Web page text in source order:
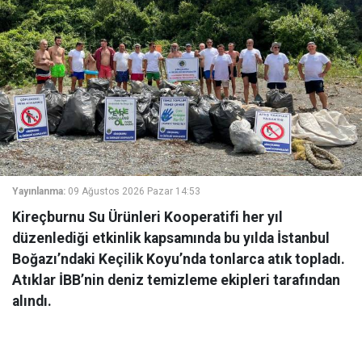
Yayınlanma: 09 Ağustos 2026 Pazar 14:53
Kireçburnu Su Ürünleri Kooperatifi her yıl
düzenlediği etkinlik kapsamında bu yılda İstanbul
Boğazı’ndaki Keçilik Koyu’nda tonlarca atık topladı.
Atıklar İBB’nin deniz temizleme ekipleri tarafından
alındı.